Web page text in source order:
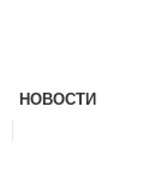
НОВОСТИ